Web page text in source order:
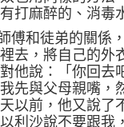
打麻醉的、消毒
傅和徒弟的關係
去，將自己的外
他說：「你回去
先與父母親嘴，
以前，他又說了
利沙說不要跟我